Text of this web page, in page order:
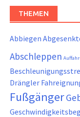
THEMEN
Abbiegen
Abschleppen
Drängler
Fußgänger